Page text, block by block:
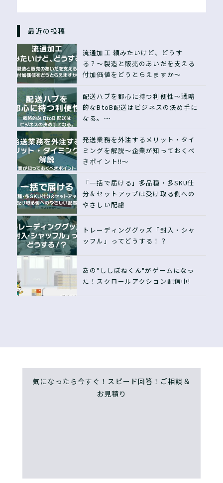
最近の投稿
流通加工 頼みたいけど、どうす
る？〜製造と販売のあいだを支える
付加価値をどうとらえますか〜
配送ハブを都心に持つ利便性〜戦略
的なBtoB配送はビジネスの決め手に
なる。〜
発送業務を外注するメリット・タイ
ミングを解説〜企業が知っておくべ
きポイント!!〜
「一括で届ける」多品種・多SKU仕
分＆セットアップは受け取る側への
やさしい配慮
トレーディンググッズ「封入・シャ
ッフル」ってどうする！？
あの"ししぼねくん"がゲームになっ
た！スクロールアクション配信中!
気になったら今すぐ！スピード回答！ご相談＆
お見積り